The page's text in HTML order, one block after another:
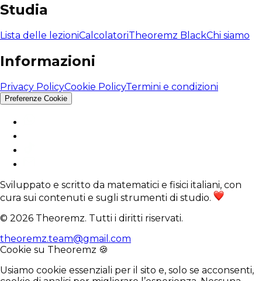
Studia
Lista delle lezioniCalcolatoriTheoremz BlackChi siamo
Informazioni
Privacy PolicyCookie PolicyTermini e condizioni
Preferenze Cookie
Sviluppato e scritto da matematici e fisici italiani, con
cura sui contenuti e sugli strumenti di studio.
© 2026 Theoremz. Tutti i diritti riservati.
theoremz.team@gmail.com
Cookie su Theoremz 🍪
Usiamo cookie essenziali per il sito e, solo se acconsenti,